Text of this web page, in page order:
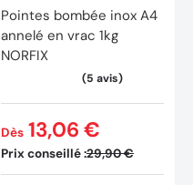
Pointes bombée inox A4
annelé en vrac 1kg
NORFIX
Prix conseillé :29,90 €
Dès 13,06 €